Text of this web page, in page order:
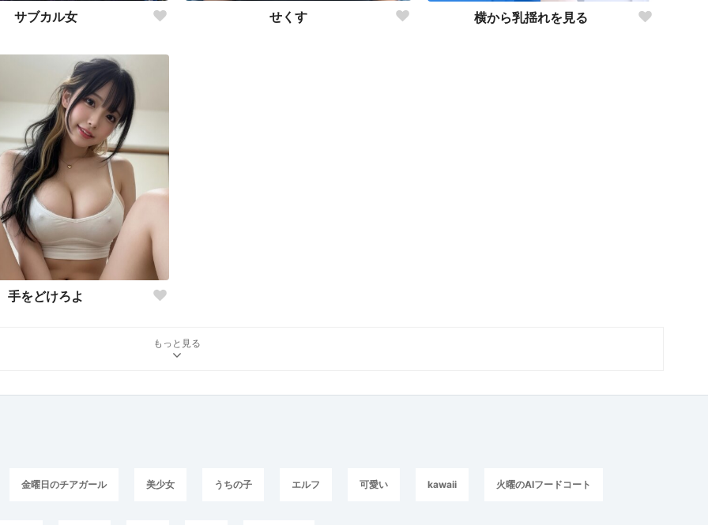
サブカル女 せくす 横から乳揺れを見る
手をどけろよ
もっと見る
金曜日のチアガール 美少女 うちの子 エルフ 可愛い kawaii 火曜のAIフードコート